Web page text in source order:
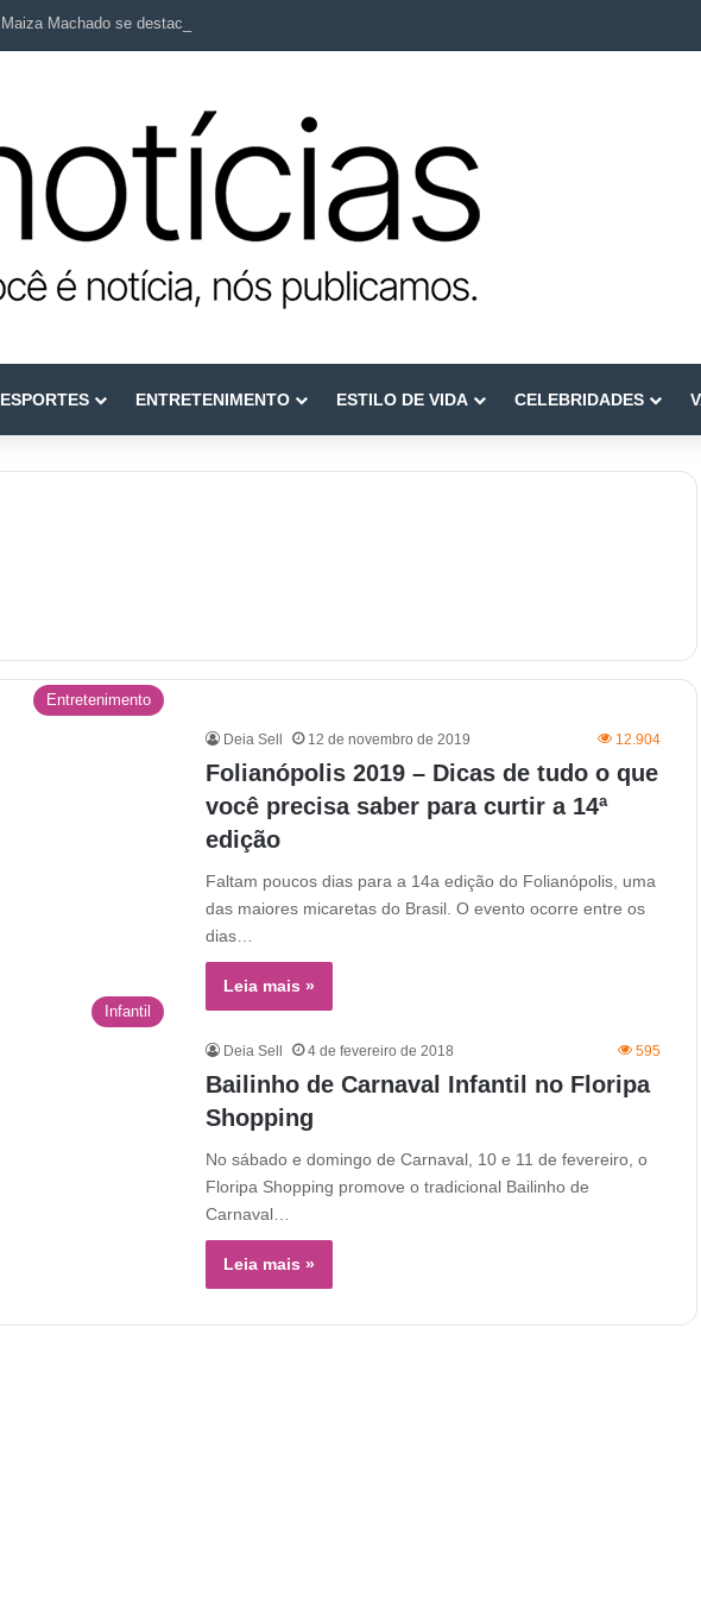
Maiza Machado se destaca como referência em terapia capilar e saúde do couro cabeludo
ESPORTES ENTRETENIMENTO ESTILO DE VIDA CELEBRIDADES
Entretenimento
Deia Sell 12 de novembro de 2019 12.904
Folianópolis 2019 – Dicas de tudo o que
você precisa saber para curtir a 14ª
edição
Faltam poucos dias para a 14a edição do Folianópolis, uma
das maiores micaretas do Brasil. O evento ocorre entre os
dias…
Leia mais »
Infantil
Deia Sell 4 de fevereiro de 2018 595
Bailinho de Carnaval Infantil no Floripa
Shopping
No sábado e domingo de Carnaval, 10 e 11 de fevereiro, o
Floripa Shopping promove o tradicional Bailinho de
Carnaval…
Leia mais »